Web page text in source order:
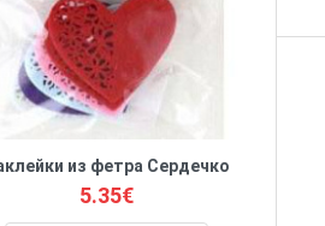
из фетра Сердечко
5.35€